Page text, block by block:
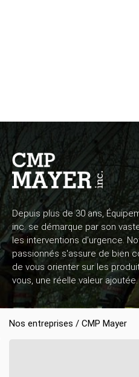
Depuis plus de 30 ans,
inc. se démarque par son
les interventions d'urgence.
passionnés s'assure de bien
de vous orienter sur les
vous, une réelle valeur ajoutée.
Nos entreprises / CMP Mayer